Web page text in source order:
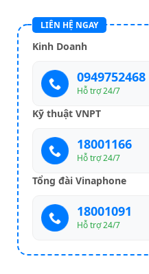
LIÊN HỆ NGAY
Kinh Doanh
0949752468
Hỗ trợ 24/7
Kỹ thuật VNPT
18001166
Hỗ trợ 24/7
Tổng đài Vinaphone
18001091
Hỗ trợ 24/7